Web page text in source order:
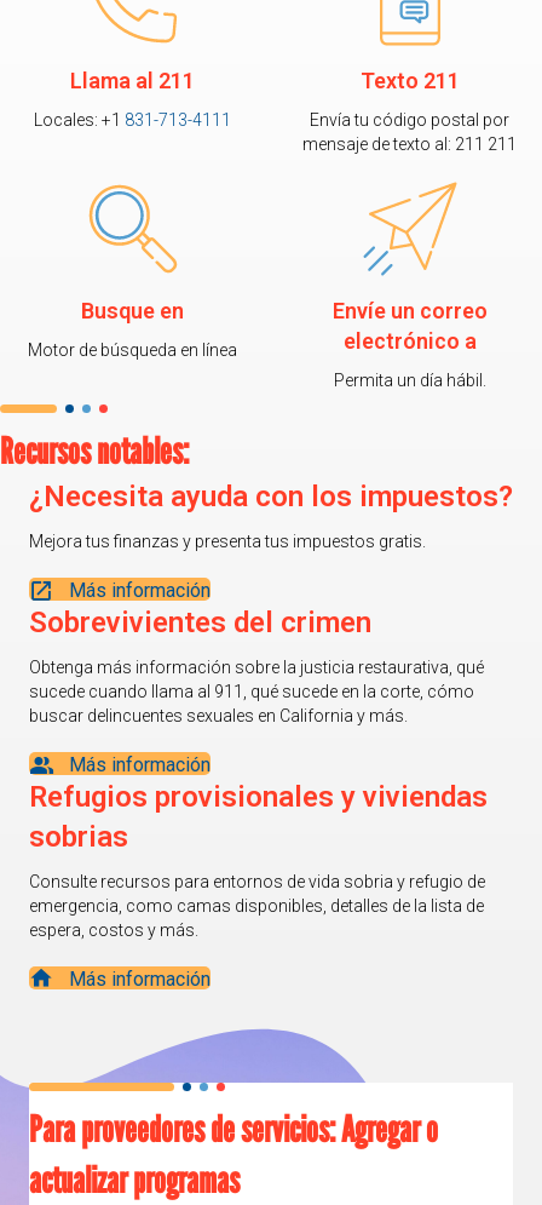
Llama al 211
Locales: +1 831-713-4111
Texto 211
Envía tu código postal por
mensaje de texto al: 211 211
Busque en
Motor de búsqueda en línea
Envíe un correo
electrónico a
Permita un día hábil.
Recursos notables:
¿Necesita ayuda con los impuestos?
Mejora tus finanzas y presenta tus impuestos gratis.
Más información
Sobrevivientes del crimen
Obtenga más información sobre la justicia restaurativa, qué
sucede cuando llama al 911, qué sucede en la corte, cómo
buscar delincuentes sexuales en California y más.
Más información
Refugios provisionales y viviendas
sobrias
Consulte recursos para entornos de vida sobria y refugio de
emergencia, como camas disponibles, detalles de la lista de
espera, costos y más.
Más información
Para proveedores de servicios: Agregar o
actualizar programas